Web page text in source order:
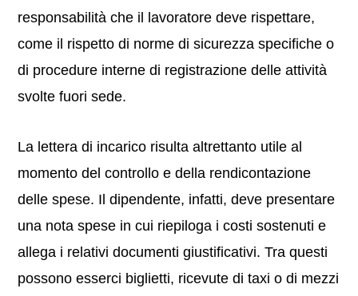
responsabilità che il lavoratore deve rispettare,
come il rispetto di norme di sicurezza specifiche o
di procedure interne di registrazione delle attività
svolte fuori sede.
La lettera di incarico risulta altrettanto utile al
momento del controllo e della rendicontazione
delle spese. Il dipendente, infatti, deve presentare
una nota spese in cui riepiloga i costi sostenuti e
allega i relativi documenti giustificativi. Tra questi
possono esserci biglietti, ricevute di taxi o di mezzi